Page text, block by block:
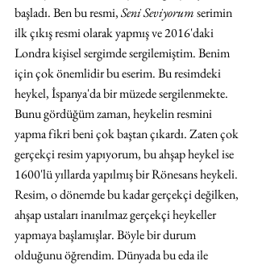
başladı. Ben bu resmi, Seni Seviyorum serimin
ilk çıkış resmi olarak yapmış ve 2016'daki
Londra kişisel sergimde sergilemiştim. Benim
için çok önemlidir bu eserim. Bu resimdeki
heykel, İspanya'da bir müzede sergilenmekte.
Bunu gördüğüm zaman, heykelin resmini
yapma fikri beni çok baştan çıkardı. Zaten çok
gerçekçi resim yapıyorum, bu ahşap heykel ise
1600'lü yıllarda yapılmış bir Rönesans heykeli.
Resim, o dönemde bu kadar gerçekçi değilken,
ahşap ustaları inanılmaz gerçekçi heykeller
yapmaya başlamışlar. Böyle bir durum
olduğunu öğrendim. Dünyada bu eda ile